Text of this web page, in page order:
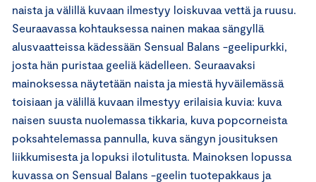
naista ja välillä kuvaan ilmestyy loiskuvaa vettä ja ruusu.
Seuraavassa kohtauksessa nainen makaa sängyllä
alusvaatteissa kädessään Sensual Balans -geelipurkki,
josta hän puristaa geeliä kädelleen. Seuraavaksi
mainoksessa näytetään naista ja miestä hyväilemässä
toisiaan ja välillä kuvaan ilmestyy erilaisia kuvia: kuva
naisen suusta nuolemassa tikkaria, kuva popcorneista
poksahtelemassa pannulla, kuva sängyn jousituksen
liikkumisesta ja lopuksi ilotulitusta. Mainoksen lopussa
kuvassa on Sensual Balans -geelin tuotepakkaus ja